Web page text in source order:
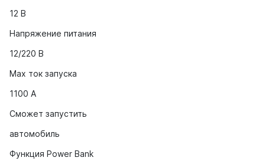
12 В
Напряжение питания
12/220 В
Max ток запуска
1100 А
Сможет запустить
автомобиль
Функция Power Bank